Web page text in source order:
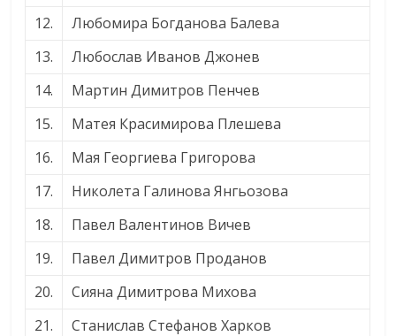
12.
Любомира Богданова Балева
13.
Любослав Иванов Джонев
14.
Мартин Димитров Пенчев
15.
Матея Красимирова Плешева
16.
Мая Георгиева Григорова
17.
Николета Галинова Янгьозова
18.
Павел Валентинов Вичев
19.
Павел Димитров Проданов
20.
Сияна Димитрова Михова
21.
Станислав Стефанов Харков